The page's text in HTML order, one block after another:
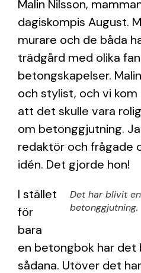
Malin Nilsson,
dagiskompis August.
murare och de båda
trädgård med olika
betongskapelser.
och stylist, och vi
att det skulle vara
om betonggjutning.
redaktör och frågade
idén. Det gjorde hon!
Det har blivit
betonggjutning.
I stället
för
bara
en betongbok har det
sådana. Utöver det